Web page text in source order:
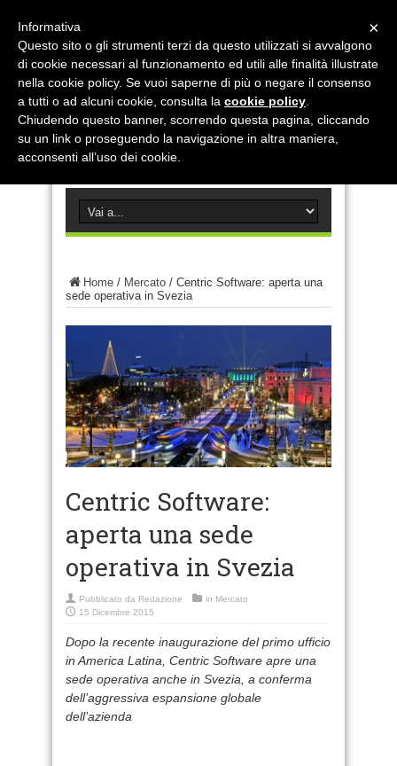
Home / Mercato / Centric Software: aperta una
sede operativa in Svezia
Centric Software:
aperta una sede
operativa in Svezia
Pubblicato da Redazione in Mercato
15 Dicembre 2015
Dopo la recente inaugurazione del primo ufficio
in America Latina, Centric Software apre una
sede operativa anche in Svezia, a conferma
dell’aggressiva espansione globale
dell’azienda
×
Informativa
Questo sito o gli strumenti terzi da questo utilizzati si avvalgono
di cookie necessari al funzionamento ed utili alle finalità illustrate
nella cookie policy. Se vuoi saperne di più o negare il consenso
a tutti o ad alcuni cookie, consulta la cookie policy
Chiudendo questo banner, scorrendo questa pagina, cliccando
su un link o proseguendo la navigazione in altra maniera,
acconsenti all’uso dei cookie.